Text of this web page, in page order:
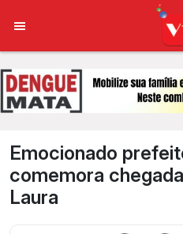
Emocionado
comemora
Laura